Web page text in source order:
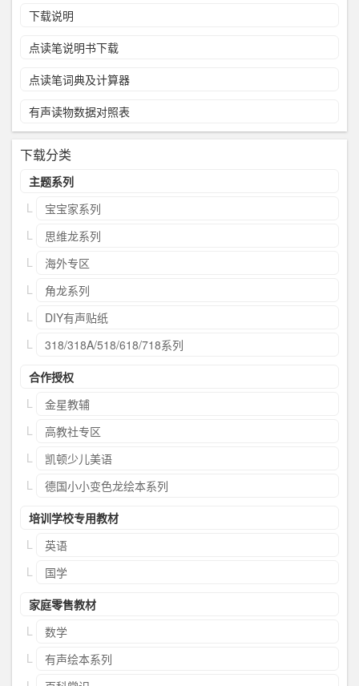
下载说明
点读笔说明书下载
点读笔词典及计算器
有声读物数据对照表
下载分类
主题系列
宝宝家系列
思维龙系列
海外专区
角龙系列
DIY有声贴纸
318/318A/518/618/718系列
合作授权
金星教辅
高教社专区
凯顿少儿美语
德国小小变色龙绘本系列
培训学校专用教材
英语
国学
家庭零售教材
数学
有声绘本系列